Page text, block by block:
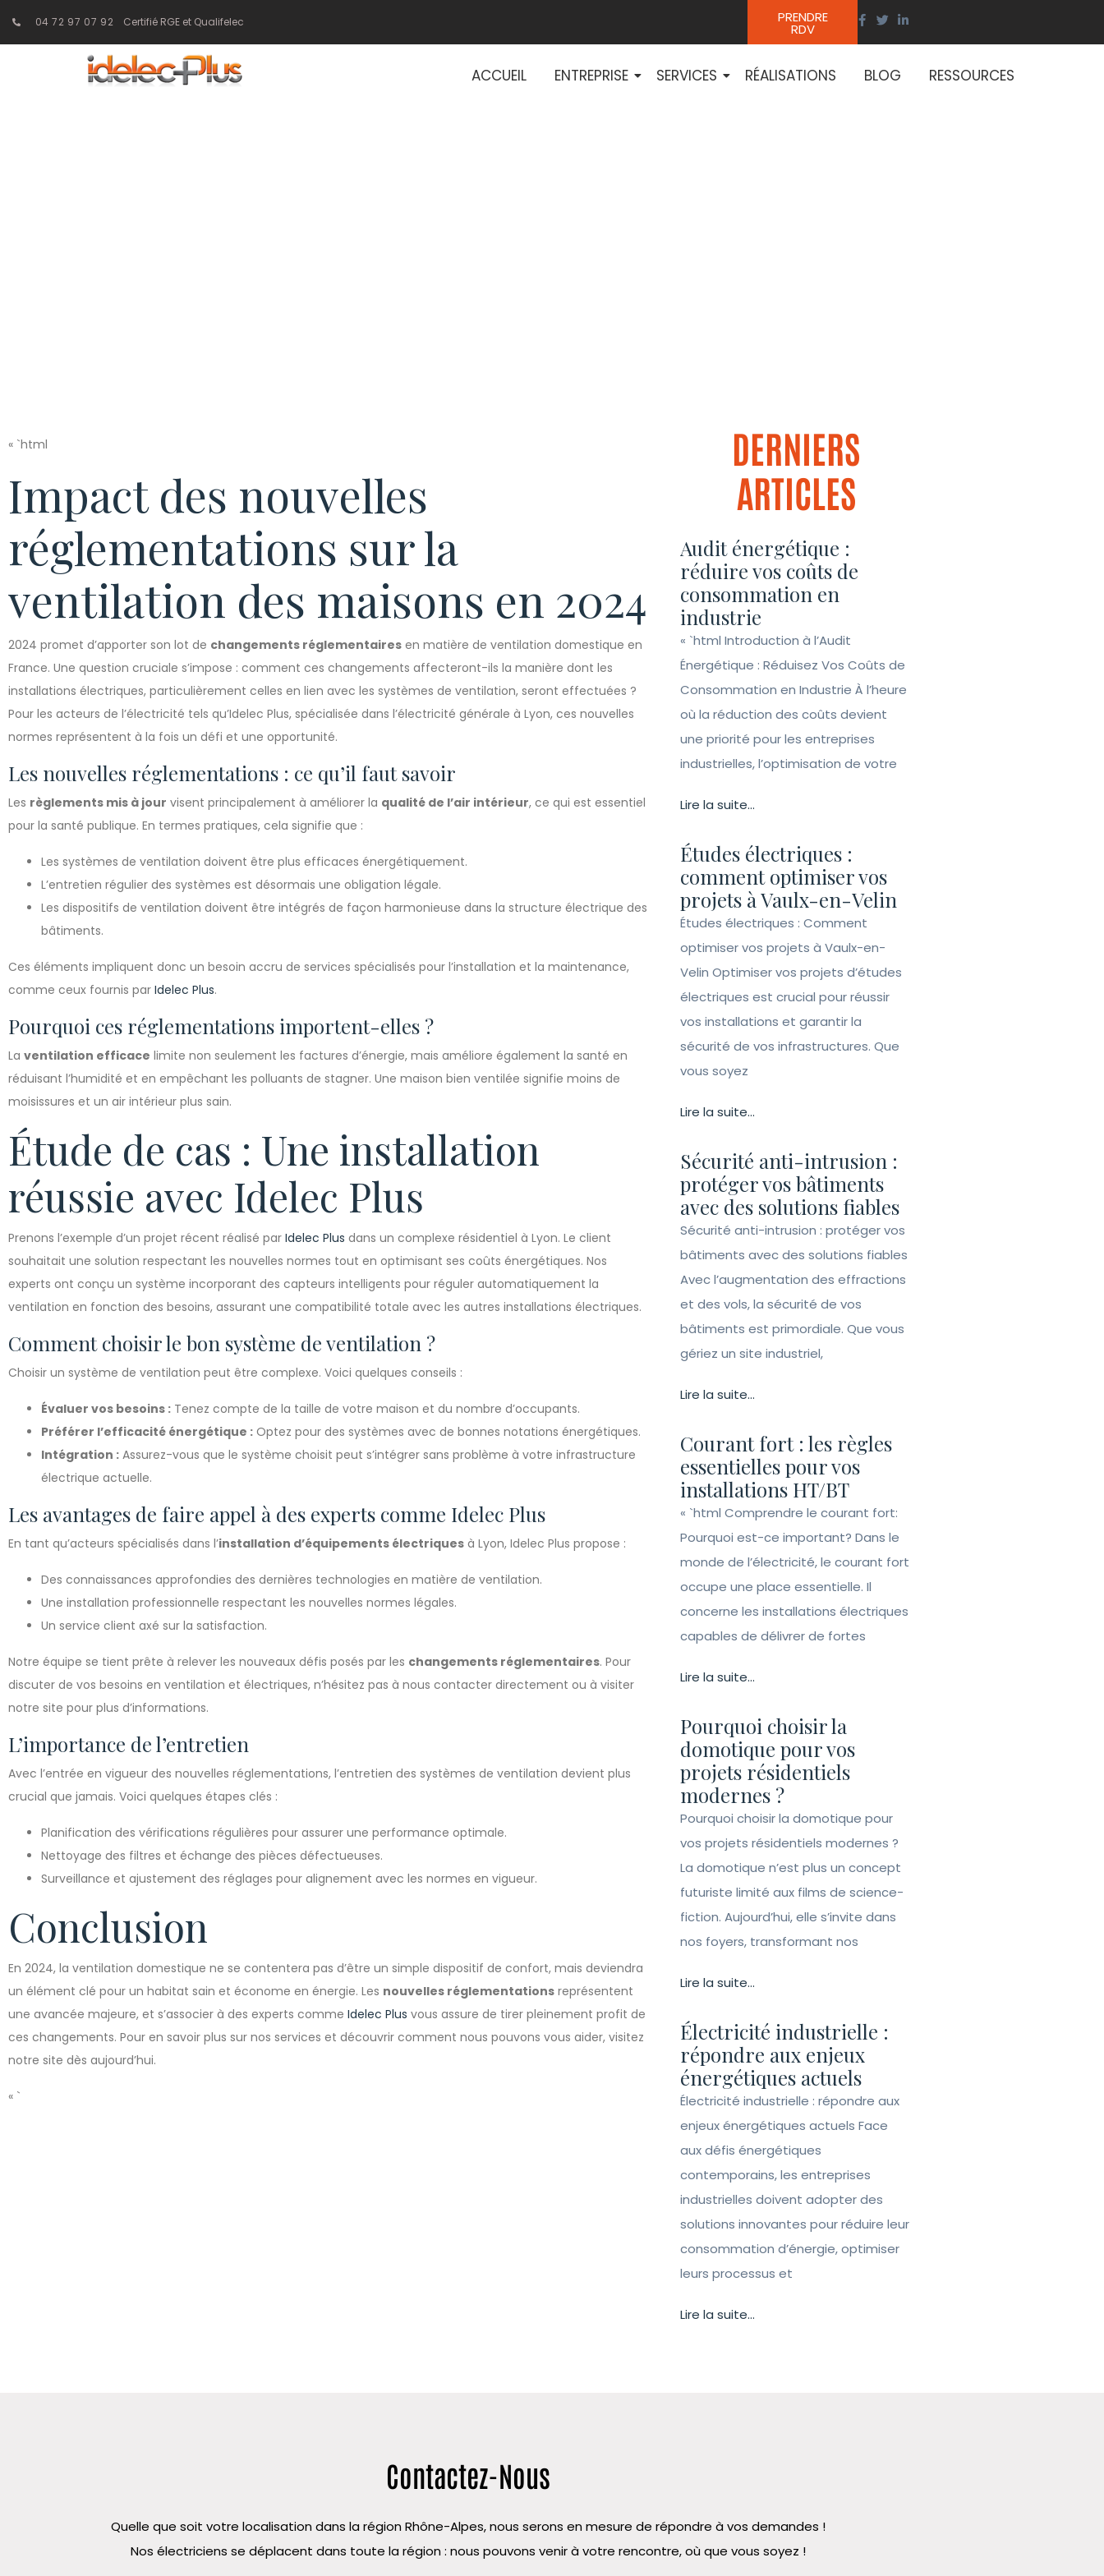
04 72 97 07 92 Certifié RGE et Qualifelec PRENDRE
RDV
ACCUEIL ENTREPRISE SERVICES RÉALISATIONS BLOG RESSOURCES
« `html
Impact des nouvelles
réglementations sur la
ventilation des maisons en 2024
2024 promet d’apporter son lot de changements réglementaires en matière de ventilation domestique en
France. Une question cruciale s’impose : comment ces changements affecteront-ils la manière dont les
installations électriques, particulièrement celles en lien avec les systèmes de ventilation, seront effectuées ?
Pour les acteurs de l’électricité tels qu’Idelec Plus, spécialisée dans l’électricité générale à Lyon, ces nouvelles
normes représentent à la fois un défi et une opportunité.
Les nouvelles réglementations : ce qu’il faut savoir
Les règlements mis à jour visent principalement à améliorer la qualité de l’air intérieur, ce qui est essentiel
pour la santé publique. En termes pratiques, cela signifie que :
Les systèmes de ventilation doivent être plus efficaces énergétiquement.
L’entretien régulier des systèmes est désormais une obligation légale.
Les dispositifs de ventilation doivent être intégrés de façon harmonieuse dans la structure électrique des
bâtiments.
Ces éléments impliquent donc un besoin accru de services spécialisés pour l’installation et la maintenance,
comme ceux fournis par Idelec Plus.
Pourquoi ces réglementations importent-elles ?
La ventilation efficace limite non seulement les factures d’énergie, mais améliore également la santé en
réduisant l’humidité et en empêchant les polluants de stagner. Une maison bien ventilée signifie moins de
moisissures et un air intérieur plus sain.
Étude de cas : Une installation
réussie avec Idelec Plus
Prenons l’exemple d’un projet récent réalisé par Idelec Plus dans un complexe résidentiel à Lyon. Le client
souhaitait une solution respectant les nouvelles normes tout en optimisant ses coûts énergétiques. Nos
experts ont conçu un système incorporant des capteurs intelligents pour réguler automatiquement la
ventilation en fonction des besoins, assurant une compatibilité totale avec les autres installations électriques.
Comment choisir le bon système de ventilation ?
Choisir un système de ventilation peut être complexe. Voici quelques conseils :
Évaluer vos besoins : Tenez compte de la taille de votre maison et du nombre d’occupants.
Préférer l’efficacité énergétique : Optez pour des systèmes avec de bonnes notations énergétiques.
Intégration : Assurez-vous que le système choisit peut s’intégrer sans problème à votre infrastructure
électrique actuelle.
Les avantages de faire appel à des experts comme Idelec Plus
En tant qu’acteurs spécialisés dans l’installation d’équipements électriques à Lyon, Idelec Plus propose :
Des connaissances approfondies des dernières technologies en matière de ventilation.
Une installation professionnelle respectant les nouvelles normes légales.
Un service client axé sur la satisfaction.
Notre équipe se tient prête à relever les nouveaux défis posés par les changements réglementaires. Pour
discuter de vos besoins en ventilation et électriques, n’hésitez pas à nous contacter directement ou à visiter
notre site pour plus d’informations.
L’importance de l’entretien
Avec l’entrée en vigueur des nouvelles réglementations, l’entretien des systèmes de ventilation devient plus
crucial que jamais. Voici quelques étapes clés :
Planification des vérifications régulières pour assurer une performance optimale.
Nettoyage des filtres et échange des pièces défectueuses.
Surveillance et ajustement des réglages pour alignement avec les normes en vigueur.
Conclusion
En 2024, la ventilation domestique ne se contentera pas d’être un simple dispositif de confort, mais deviendra
un élément clé pour un habitat sain et économe en énergie. Les nouvelles réglementations représentent
une avancée majeure, et s’associer à des experts comme Idelec Plus vous assure de tirer pleinement profit de
ces changements. Pour en savoir plus sur nos services et découvrir comment nous pouvons vous aider, visitez
notre site dès aujourd’hui.
« `
DERNIERS
ARTICLES
Audit énergétique :
réduire vos coûts de
consommation en
industrie
« `html Introduction à l’Audit
Énergétique : Réduisez Vos Coûts de
Consommation en Industrie À l’heure
où la réduction des coûts devient
une priorité pour les entreprises
industrielles, l’optimisation de votre
Lire la suite...
Études électriques :
comment optimiser vos
projets à Vaulx-en-Velin
Études électriques : Comment
optimiser vos projets à Vaulx-en-
Velin Optimiser vos projets d’études
électriques est crucial pour réussir
vos installations et garantir la
sécurité de vos infrastructures. Que
vous soyez
Lire la suite...
Sécurité anti-intrusion :
protéger vos bâtiments
avec des solutions fiables
Sécurité anti-intrusion : protéger vos
bâtiments avec des solutions fiables
Avec l’augmentation des effractions
et des vols, la sécurité de vos
bâtiments est primordiale. Que vous
gériez un site industriel,
Lire la suite...
Courant fort : les règles
essentielles pour vos
installations HT/BT
« `html Comprendre le courant fort:
Pourquoi est-ce important? Dans le
monde de l’électricité, le courant fort
occupe une place essentielle. Il
concerne les installations électriques
capables de délivrer de fortes
Lire la suite...
Pourquoi choisir la
domotique pour vos
projets résidentiels
modernes ?
Pourquoi choisir la domotique pour
vos projets résidentiels modernes ?
La domotique n’est plus un concept
futuriste limité aux films de science-
fiction. Aujourd’hui, elle s’invite dans
nos foyers, transformant nos
Lire la suite...
Électricité industrielle :
répondre aux enjeux
énergétiques actuels
Électricité industrielle : répondre aux
enjeux énergétiques actuels Face
aux défis énergétiques
contemporains, les entreprises
industrielles doivent adopter des
solutions innovantes pour réduire leur
consommation d’énergie, optimiser
leurs processus et
Lire la suite...
Contactez-Nous
Quelle que soit votre localisation dans la région Rhône-Alpes, nous serons en mesure de répondre à vos demandes !
Nos électriciens se déplacent dans toute la région : nous pouvons venir à votre rencontre, où que vous soyez !